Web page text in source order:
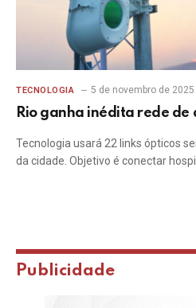
TECNOLOGIA 5 de novembro de 2025
Rio ganha inédita rede de
Tecnologia usará 22 links ópticos
da cidade. Objetivo é conectar
Publicidade